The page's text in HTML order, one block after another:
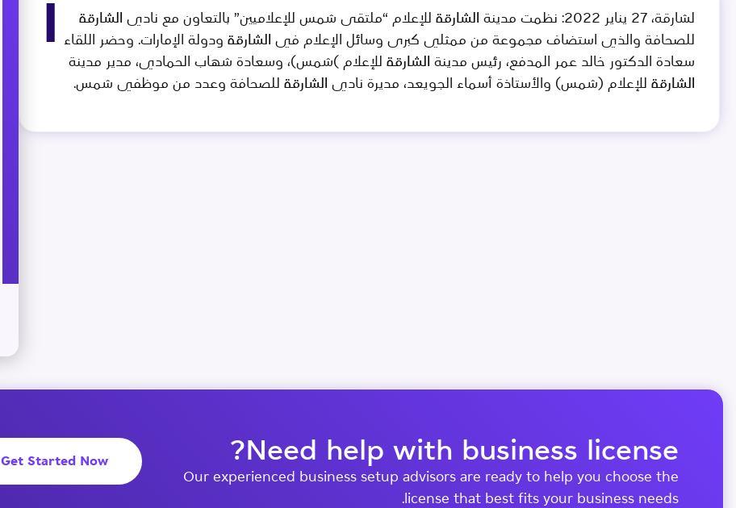
ا
لشارقة، 27 يناير 2022: نظمت مدينة الشارقة للإعلام “ملتقى شمس للإعلاميين” بالتعاون مع نادي الشارقة
للصحافة والذي استضاف مجموعة من ممثلي كبرى وسائل الإعلام في الشارقة ودولة الإمارات. وحضر اللقاء
سعادة الدكتور خالد عمر المدفع، رئيس مدينة الشارقة للإعلام )شمس)، وسعادة شهاب الحمادي، مدير مدينة
الشارقة للإعلام (شمس) والأستاذة أسماء الجويعد، مديرة نادي الشارقة للصحافة وعدد من موظفي شمس.
Need help with business license?
Our experienced business setup advisors are ready to help you choose the
license that best fits your business needs.
Get Started Now